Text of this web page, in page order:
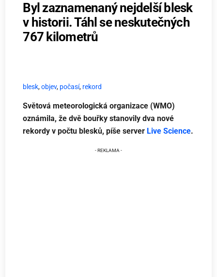
Byl zaznamenaný nejdelší blesk
v historii. Táhl se neskutečných
767 kilometrů
blesk,objev, počasí, rekord
Světová meteorologická organizace (WMO)
oznámila, že dvě bouřky stanovily dva nové
rekordy v počtu blesků, píše server Live Science.